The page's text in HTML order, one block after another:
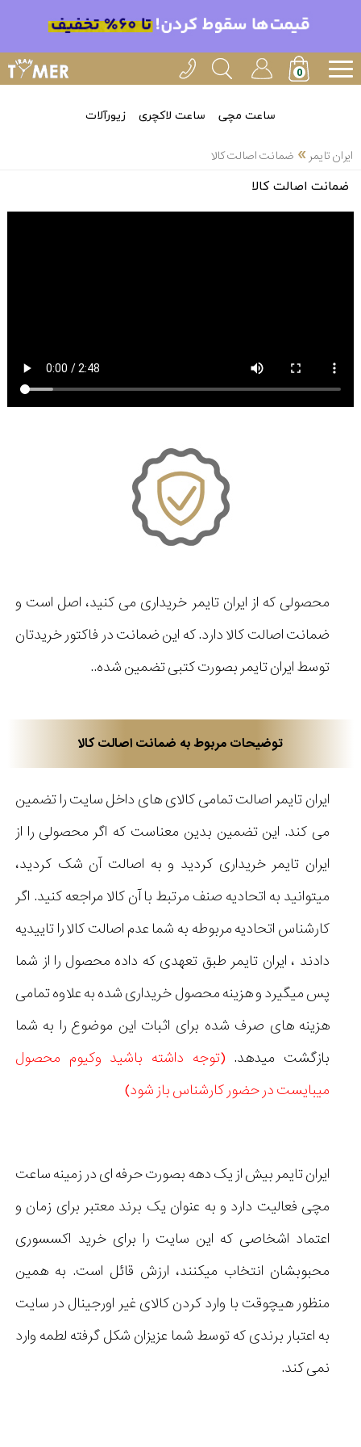
ساعت مچی ساعت لاکچری زیورآلات
ایران تایمر » ضمانت اصالت کالا
ضمانت اصالت کالا
محصولی که از ایران تایمر خریداری می کنید، اصل است و
ضمانت اصالت کالا دارد. که این ضمانت در فاکتور خریدتان
توسط ایران تایمر بصورت کتبی تضمین شده..
توضیحات مربوط به ضمانت اصالت کالا
ایران تایمر اصالت تمامی کالای های داخل سایت را تضمین
می کند. این تضمین بدین معناست که اگر محصولی را از
ایران تایمر خریداری کردید و به اصالت آن شک کردید،
میتوانید به اتحادیه صنف مرتبط با آن کالا مراجعه کنید. اگر
کارشناس اتحادیه مربوطه به شما عدم اصالت کالا را تاییدیه
دادند ، ایران تایمر طبق تعهدی که داده محصول را از شما
پس میگیرد و هزینه محصول خریداری شده به علاوه تمامی
هزینه های صرف شده برای اثبات این موضوع را به شما
بازگشت میدهد. (توجه داشته باشید وکیوم محصول
میبایست در حضور کارشناس باز شود)
ایران تایمر بیش از یک دهه بصورت حرفه ای در زمینه ساعت
مچی فعالیت دارد و به عنوان یک برند معتبر برای زمان و
اعتماد اشخاصی که این سایت را برای خرید اکسسوری
محبوبشان انتخاب میکنند، ارزش قائل است. به همین
منظور هیچوقت با وارد کردن کالای غیر اورجینال در سایت
به اعتبار برندی که توسط شما عزیزان شکل گرفته لطمه وارد
نمی کند.